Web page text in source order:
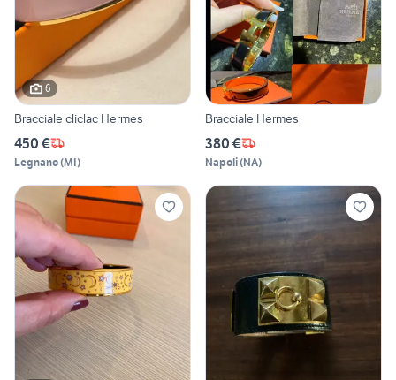
6
Bracciale cliclac Hermes
450 €
Legnano(MI)
Bracciale Hermes
380 €
Napoli(NA)